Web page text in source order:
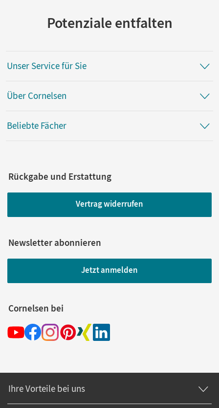
Potenziale entfalten
Unser Service für Sie
Über Cornelsen
Beliebte Fächer
Rückgabe und Erstattung
Vertrag widerrufen
Newsletter abonnieren
Jetzt anmelden
Cornelsen bei
Ihre Vorteile bei uns